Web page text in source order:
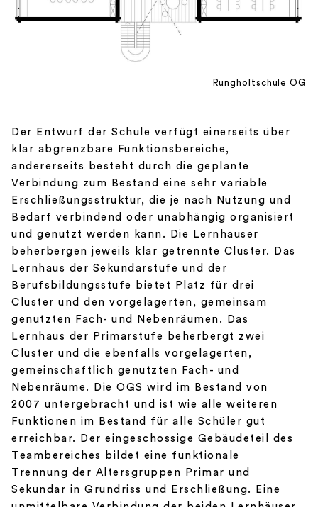
Rungholtschule OG
Der Entwurf der Schule verfügt einerseits über
klar abgrenzbare Funktionsbereiche,
andererseits besteht durch die geplante
Verbindung zum Bestand eine sehr variable
Erschließungsstruktur, die je nach Nutzung und
Bedarf verbindend oder unabhängig organisiert
und genutzt werden kann. Die Lernhäuser
beherbergen jeweils klar getrennte Cluster. Das
Lernhaus der Sekundarstufe und der
Berufsbildungsstufe bietet Platz für drei
Cluster und den vorgelagerten, gemeinsam
genutzten Fach- und Nebenräumen. Das
Lernhaus der Primarstufe beherbergt zwei
Cluster und die ebenfalls vorgelagerten,
gemeinschaftlich genutzten Fach- und
Nebenräume. Die OGS wird im Bestand von
2007 untergebracht und ist wie alle weiteren
Funktionen im Bestand für alle Schüler gut
erreichbar. Der eingeschossige Gebäudeteil des
Teambereiches bildet eine funktionale
Trennung der Altersgruppen Primar und
Sekundar in Grundriss und Erschließung. Eine